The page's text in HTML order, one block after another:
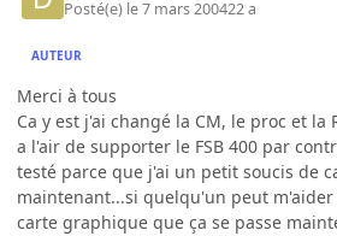
Posté(e) le 7 mars 200422 a
AUTEUR
Merci à tous
Ca y est j'ai changé la CM, le proc et la
a l'air de supporter le FSB 400 par
testé parce que j'ai un petit soucis de
maintenant...si quelqu'un peut
carte graphique que ça se passe